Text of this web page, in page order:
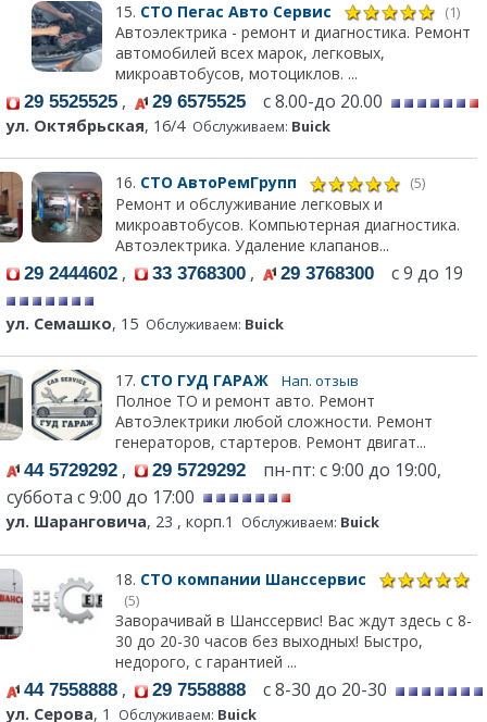
15. СТО Пегас Авто Сервис (1)
Автоэлектрика - ремонт и диагностика. Ремонт
автомобилей всех марок, легковых,
микроавтобусов, мотоциклов. ...
29 5525525 , 29 6575525 с 8.00-до 20.00
ул. Октябрьская, 16/4 Обслуживаем: Buick
16. СТО АвтоРемГрупп (5)
Ремонт и обслуживание легковых и
микроавтобусов. Компьютерная диагностика.
Автоэлектрика. Удаление клапанов...
29 2444602 , 33 3768300 , 29 3768300 с 9 до 19
ул. Семашко, 15 Обслуживаем: Buick
17. СТО ГУД ГАРАЖ Нап. отзыв
Полное ТО и ремонт авто. Ремонт
АвтоЭлектрики любой сложности. Ремонт
генераторов, стартеров. Ремонт двигат...
44 5729292 , 29 5729292 пн-пт: с 9:00 до 19:00,
суббота с 9:00 до 17:00
ул. Шаранговича, 23 , корп.1 Обслуживаем: Buick
18. СТО компании Шанссервис
(5)
Заворачивай в Шанссервис! Вас ждут здесь с 8-
30 до 20-30 часов без выходных! Быстро,
недорого, с гарантией ...
44 7558888 , 29 7558888 с 8-30 до 20-30
ул. Серова, 1 Обслуживаем: Buick